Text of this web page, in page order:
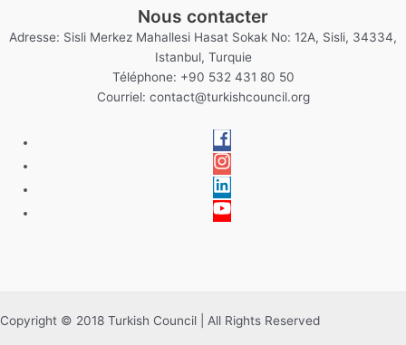
Nous contacter
Adresse: Sisli Merkez Mahallesi Hasat Sokak No: 12A, Sisli, 34334,
Istanbul, Turquie
Téléphone: +90 532 431 80 50
Courriel: contact@turkishcouncil.org
Copyright © 2018 Turkish Council | All Rights Reserved